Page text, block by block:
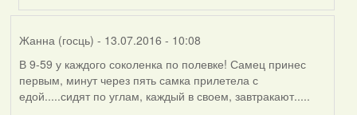
Жанна (госць) - 13.07.2016 - 10:08
В 9-59 у каждого соколенка по полевке! Самец принес
первым, минут через пять самка прилетела с
едой.....сидят по углам, каждый в своем, завтракают.....